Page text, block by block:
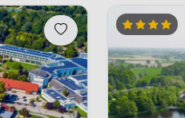
voorzieningen
in een royale safaritent
in de gezellige
een MTB route
heeft staan.